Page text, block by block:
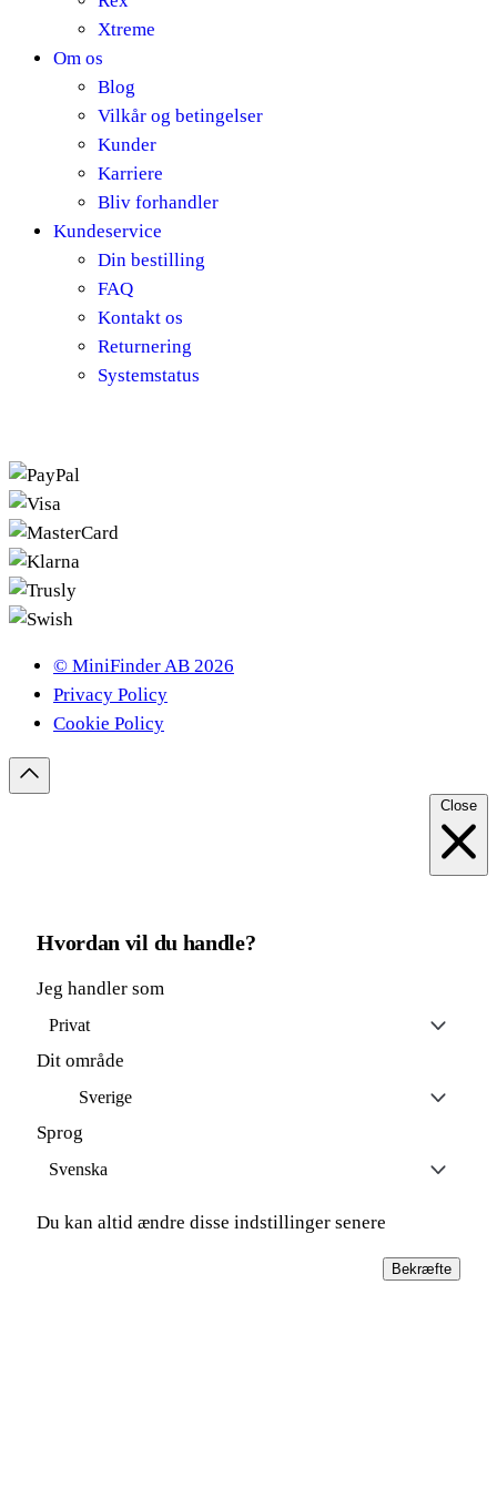
Xtreme
Om os
Blog
Vilkår og betingelser
Kunder
Karriere
Bliv forhandler
Kundeservice
Din bestilling
FAQ
Kontakt os
Returnering
Systemstatus
© MiniFinder AB 2026
Privacy Policy
Cookie Policy
Close
Hvordan vil du handle?
Jeg handler som
Privat
Dit område
Sverige
Sprog
Svenska
Du kan altid ændre disse indstillinger senere
Bekræfte